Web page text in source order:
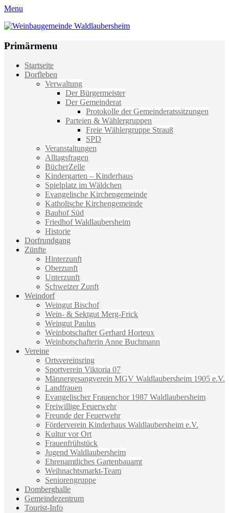
Menu
Weinbaugemeinde Waldlaubersheim
Primärmenu
Weiter
zum
Startseite
Dorfleben
Verwaltung
Der Bürgermeister
Der Gemeinderat
Protokolle der Gemeinderatssitzungen
Parteien & Wählergruppen
Freie Wählergruppe Strauß
SPD
Veranstaltungen
Alltagsfragen
BücherZelle
Kindergarten – Kinderhaus
Spielplatz im Wäldchen
Evangelische Kirchengemeinde
Katholische Kirchengemeinde
Bauhof Süd
Friedhof Waldlaubersheim
Historie
Dorfrundgang
Zünfte
Hinterzunft
Oberzunft
Unterzunft
Schweizer Zunft
Weindorf
Weingut Bischof
Wein- & Sektgut Merg-Frick
Weingut Paulus
Weinbotschafter Gerhard Horteux
Weinbotschafterin Anne Buchmann
Vereine
Ortsvereinsring
Sportverein Viktoria 07
Männergesangverein MGV Waldlaubersheim 1905 e.V.
Landfrauen
Evangelischer Frauenchor 1987 Waldlaubersheim
Freiwillige Feuerwehr
Freunde der Feuerwehr
Förderverein Kinderhaus Waldlaubersheim e.V.
Kultur vor Ort
Frauenfrühstück
Jugend Waldlaubersheim
Ehrenamtliches Gartenbauamt
Weihnachtsmarkt-Team
Seniorengruppe
Domberghalle
Gemeindezentrum
Tourist-Info